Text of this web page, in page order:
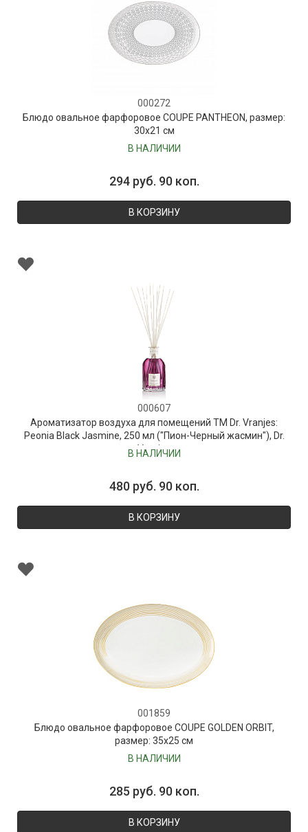
000272
Блюдо овальное фарфоровое COUPE PANTHEON, размер:
30х21 см
В НАЛИЧИИ
294 руб. 90 коп.
В КОРЗИНУ
000607
Ароматизатор воздуха для помещений ТМ Dr. Vranjes:
Peonia Black Jasmine, 250 мл ("Пион-Черный жасмин"), Dr.
Vranjes
В НАЛИЧИИ
480 руб. 90 коп.
В КОРЗИНУ
001859
Блюдо овальное фарфоровое COUPE GOLDEN ORBIT,
размер: 35х25 см
В НАЛИЧИИ
285 руб. 90 коп.
В КОРЗИНУ